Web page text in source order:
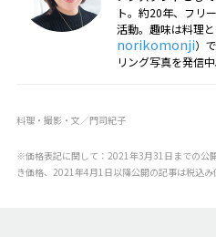
ト。約20年、フリ
活動。趣味は料理
norikomonji）
リング写真を発信中
料理・撮影・文／門司紀子
※価格表記に関して：2021年3月31日までの公
き価格、2021年4月1日以降公開の記事は税込み